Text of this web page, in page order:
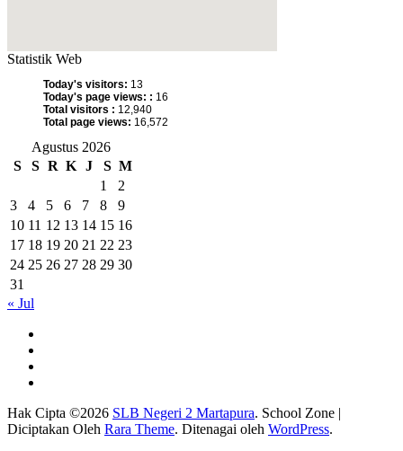
Statistik Web
Today's visitors: 13
Today's page views: : 16
Total visitors : 12,940
Total page views: 16,572
Agustus 2026
S
S R K J S M
1
2
3
4 5 6 7 8
9
10 11 12 13 14 15 16
17 18 19 20 21 22 23
24 25 26 27 28 29 30
31
« Jul
Hak Cipta ©2026 SLB Negeri 2 Martapura. School Zone |
Diciptakan Oleh Rara Theme. Ditenagai oleh WordPress.